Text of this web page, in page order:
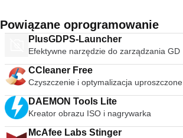
Powiązane oprogramowanie
PlusGDPS-Launcher
Efektywne narzędzie do zarządzania GD
CCleaner Free
Czyszczenie i optymalizacja uproszczone
DAEMON Tools Lite
Kreator obrazu ISO i nagrywarka
McAfee Labs Stinger